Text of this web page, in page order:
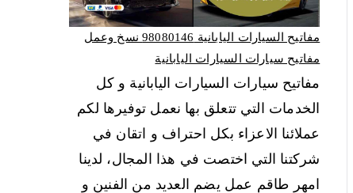
مفاتيح السيارات اليابانية 98080146‬ نسخ وعمل
مفاتيح سيارات السيارات اليابانية
مفاتيح سيارات السيارات اليابانية و كل
الخدمات التي تتعلق بها نعمل توفيرها لكم
عملائنا الاعزاء بكل احتراف و اتقان في
شركتنا التي اختصت في هذا المجال، لدينا
امهر طاقم عمل يضم العديد من الفنين و